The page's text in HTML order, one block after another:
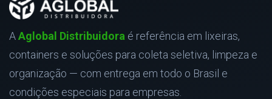
AAglobal Distribuidora é referência em lixeiras,
containers e soluções para coleta seletiva, limpeza e
organização — com entrega em todo o Brasil e
condições especiais para empresas.